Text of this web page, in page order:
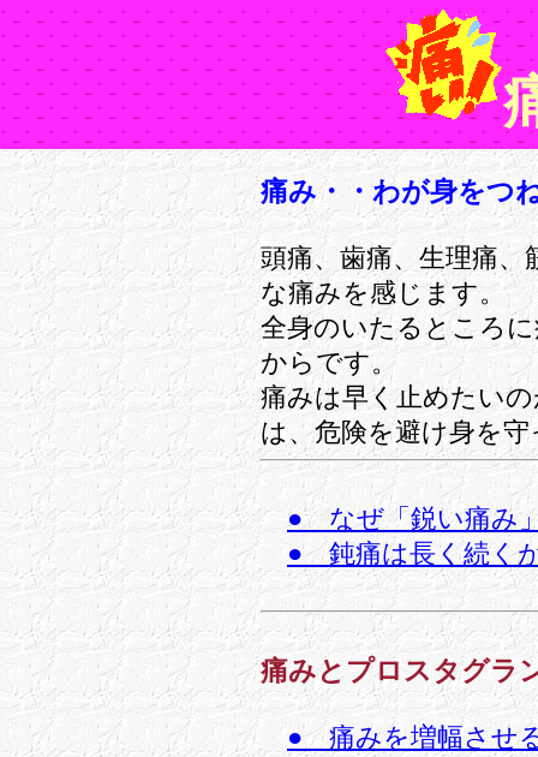
痛み・・わが身をつ
頭痛、歯痛、生理痛
な痛みを感じます。
全身のいたるところ
からです。
痛みは早く止めたい
は、危険を避け身を
● なぜ「鋭い痛み
● 鈍痛は長く続く
痛みとプロスタグラ
● 痛みを増幅させ